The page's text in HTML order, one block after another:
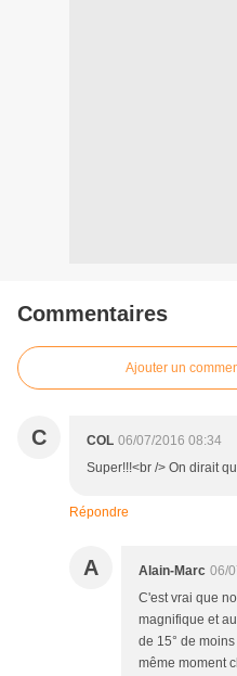
Commentaires
Ajouter un
C COL 06/07/2016 08:34
Super!!!<br /> On dirait
Répondre
A Alain-Marc 06/
C'est vrai que
magnifique et
de 15° de
même moment